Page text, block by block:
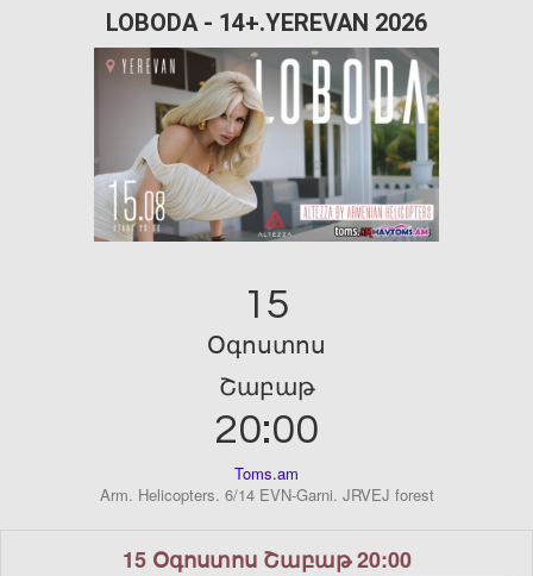
LOBODA - 14+.YEREVAN 2026
15
Օգոստոս
Շաբաթ
20:00
Toms.am
Arm. Helicopters. 6/14 EVN-Garni. JRVEJ forest
15 Օգոստոս Շաբաթ 20:00